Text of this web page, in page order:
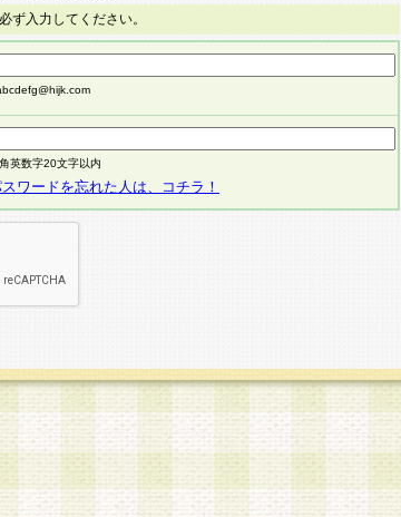
ず入力してください。
英数字20文字以内
ワードを忘れた人は、コチラ！